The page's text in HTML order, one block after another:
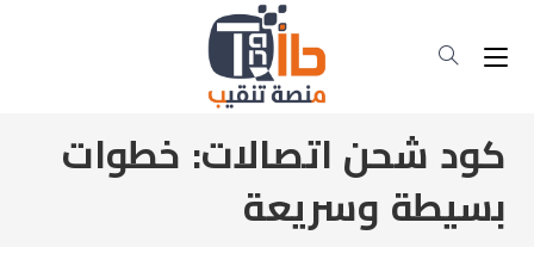
كود شحن اتصالات: خطوات
بسيطة وسريعة